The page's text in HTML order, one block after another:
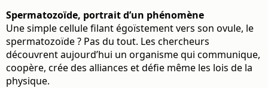
Spermatozoïde, portrait d’un phénomène
Une simple cellule filant égoïstement vers son ovule, le
spermatozoïde ? Pas du tout. Les chercheurs
découvrent aujourd’hui un organisme qui communique,
coopère, crée des alliances et défie même les lois de la
physique.